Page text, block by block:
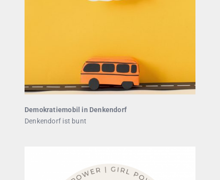
Demokratiemobil in Denkendorf
Denkendorf ist bunt